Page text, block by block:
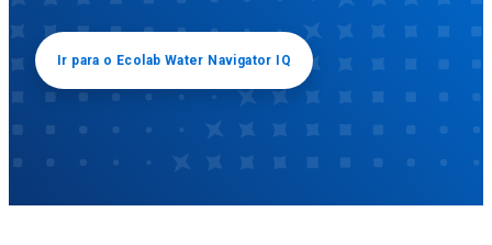
Ir para o Ecolab Water Navigator IQ